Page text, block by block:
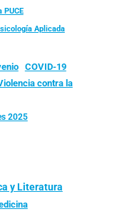
PUCE
Aplicada
COVID-19
contra la
2025
y Literatura